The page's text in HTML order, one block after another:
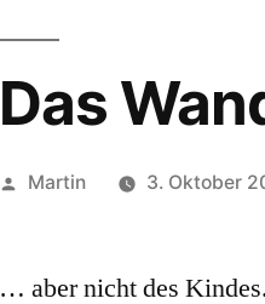
Das
Veröffentlicht
Martin 3. Oktober
… aber nicht des